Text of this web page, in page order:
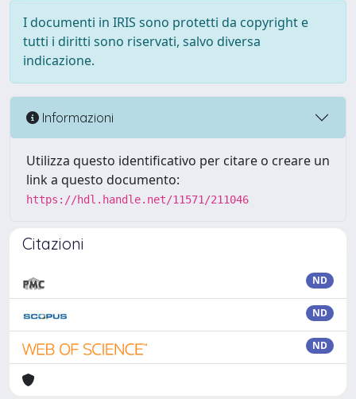
I documenti in IRIS sono protetti da copyright e
tutti i diritti sono riservati, salvo diversa
indicazione.
Informazioni
Utilizza questo identificativo per citare o creare un
link a questo documento:
https://hdl.handle.net/11571/211046
Citazioni
ND
ND
ND